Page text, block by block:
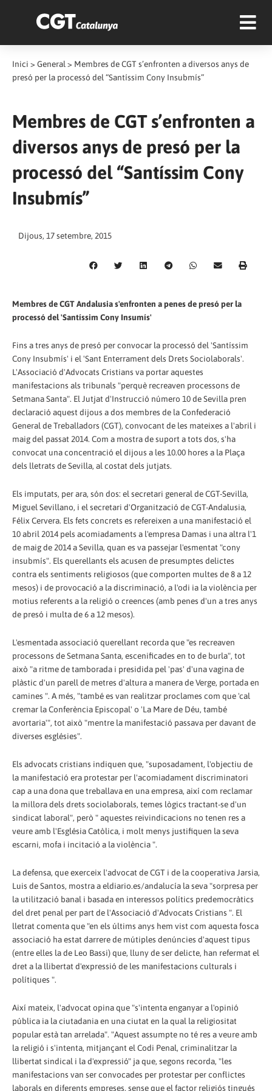
Inici > General > Membres de CGT s’enfronten a diversos anys de
presó per la processó del “Santíssim Cony Insubmís”
Membres de CGT s’enfronten a
diversos anys de presó per la
processó del “Santíssim Cony
Insubmís”
Dijous, 17 setembre, 2015
Membres de CGT Andalusia s'enfronten a penes de presó per la
processó del 'Santíssim Cony Insumís'
Fins a tres anys de presó per convocar la processó del 'Santíssim
Cony Insubmís' i el 'Sant Enterrament dels Drets Sociolaborals'.
L'Associació d'Advocats Cristians va portar aquestes
manifestacions als tribunals "perquè recreaven processons de
Setmana Santa". El Jutjat d'Instrucció número 10 de Sevilla pren
declaració aquest dijous a dos membres de la Confederació
General de Treballadors (CGT), convocant de les mateixes a l'abril i
maig del passat 2014. Com a mostra de suport a tots dos, s'ha
convocat una concentració el dijous a les 10.00 hores a la Plaça
dels lletrats de Sevilla, al costat dels jutjats.
Els imputats, per ara, són dos: el secretari general de CGT-Sevilla,
Miguel Sevillano, i el secretari d'Organització de CGT-Andalusia,
Félix Cervera. Els fets concrets es refereixen a una manifestació el
10 abril 2014 pels acomiadaments a l'empresa Damas i una altra l'1
de maig de 2014 a Sevilla, quan es va passejar l'esmentat "cony
insubmís". Els querellants els acusen de presumptes delictes
contra els sentiments religiosos (que comporten multes de 8 a 12
mesos) i de provocació a la discriminació, a l'odi ia la violència per
motius referents a la religió o creences (amb penes d'un a tres anys
de presó i multa de 6 a 12 mesos).
L'esmentada associació querellant recorda que "es recreaven
processons de Setmana Santa, escenificades en to de burla", tot
això "a ritme de tamborada i presidida pel 'pas' d'una vagina de
plàstic d'un parell de metres d'altura a manera de Verge, portada en
camines ". A més, "també es van realitzar proclames com que 'cal
cremar la Conferència Episcopal' o 'La Mare de Déu, també
avortaria'", tot això "mentre la manifestació passava per davant de
diverses esglésies".
Els advocats cristians indiquen que, "suposadament, l'objectiu de
la manifestació era protestar per l'acomiadament discriminatori
cap a una dona que treballava en una empresa, així com reclamar
la millora dels drets sociolaborals, temes lògics tractant-se d'un
sindicat laboral", però " aquestes reivindicacions no tenen res a
veure amb l'Església Catòlica, i molt menys justifiquen la seva
escarni, mofa i incitació a la violència ".
La defensa, que exerceix l'advocat de CGT i de la cooperativa Jarsia,
Luis de Santos, mostra a eldiario.es/andalucía la seva "sorpresa per
la utilització banal i basada en interessos polítics predemocràtics
del dret penal per part de l'Associació d'Advocats Cristians ". El
lletrat comenta que "en els últims anys hem vist com aquesta fosca
associació ha estat darrere de mútiples denúncies d'aquest tipus
(entre elles la de Leo Bassi) que, lluny de ser delicte, han refermat el
dret a la llibertat d'expressió de les manifestacions culturals i
polítiques ".
Així mateix, l'advocat opina que "s'intenta enganyar a l'opinió
pública ia la ciutadania en una ciutat en la qual la religiositat
popular està tan arrelada". "Aquest assumpte no té res a veure amb
la religió i s'intenta, mitjançant el Codi Penal, criminalitzar la
llibertat sindical i la d'expressió" ja que, segons recorda, "les
manifestacions van ser convocades per protestar per conflictes
laborals en diferents empreses, sense que el factor religiós tingués